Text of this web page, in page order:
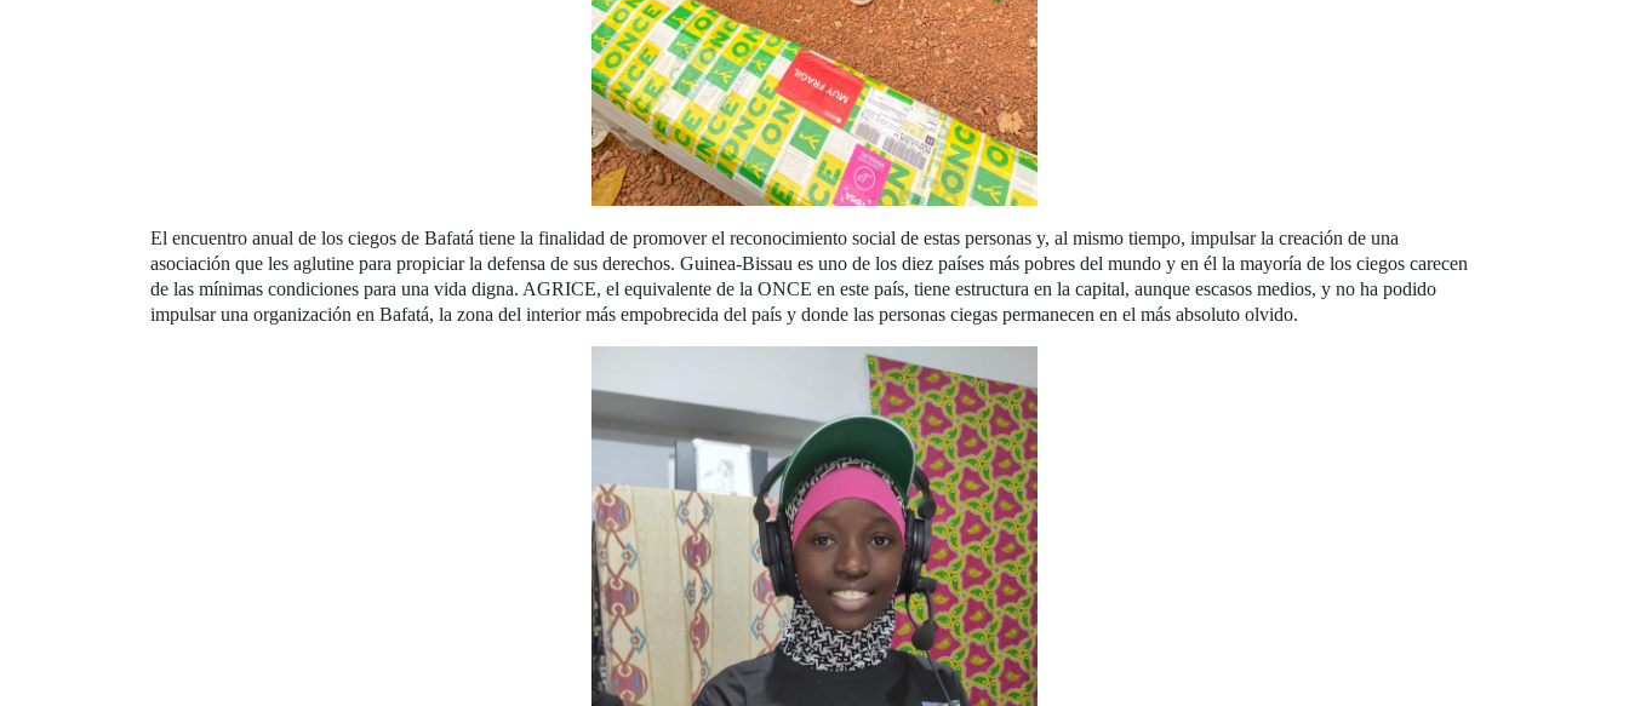
El encuentro anual de los ciegos de Bafatá tiene la finalidad de promover el reconocimiento social de estas personas y, al mismo tiempo, impulsar la creación de una
asociación que les aglutine para propiciar la defensa de sus derechos. Guinea-Bissau es uno de los diez países más pobres del mundo y en él la mayoría de los ciegos carecen
de las mínimas condiciones para una vida digna. AGRICE, el equivalente de la ONCE en este país, tiene estructura en la capital, aunque escasos medios, y no ha podido
impulsar una organización en Bafatá, la zona del interior más empobrecida del país y donde las personas ciegas permanecen en el más absoluto olvido.